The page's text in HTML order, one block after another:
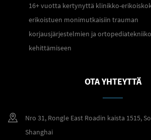
16+ vuotta kertynyttä klinikko-
erikoistuen monimutkaisiin trauman
korjausjärjestelmien ja
kehittämiseen
OTA YHTEYTTÄ
Nro 31, Rongle East Roadin kaista 1515,
Shanghai